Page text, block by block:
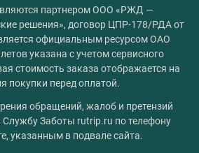
партнером ООО «РЖД —
решения», договор ЦПР-178/РДА от
официальным ресурсом ОАО
указана с учетом сервисного
стоимость заказа отображается на
покупки перед оплатой.
обращений, жалоб и претензий
Заботы rutrip.ru по телефону
указанным в подвале сайта.